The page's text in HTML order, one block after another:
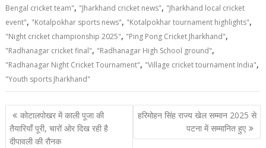
Bengal cricket team", "Jharkhand cricket news", "Jharkhand local cricket
event", "Kotalpokhar sports news", "Kotalpokhar tournament highlights",
"Night cricket championship 2025", "Ping Pong Cricket Jharkhand",
"Radhanagar cricket final", "Radhanagar High School ground",
"Radhanagar Night Cricket Tournament", "Village cricket tournament India",
"Youth sports Jharkhand"
Post
navigation
कोटालपोखर में काली पूजा की
तैयारियाँ पूरी, चारों ओर दिख रही है
दीपावली की रौनक
हरिमोहन सिंह राज्य खेल सम्मान 2025 से
पटना में सम्मानित हुए